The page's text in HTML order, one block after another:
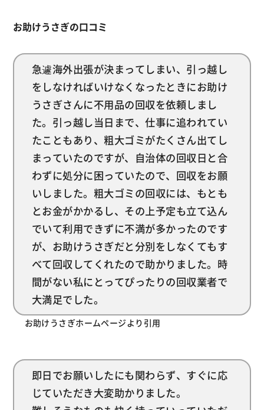
お助けうさぎの口コミ
急遽海外出張が決まってしまい、引っ越し
をしなければいけなくなったときにお助け
うさぎさんに不用品の回収を依頼しまし
た。引っ越し当日まで、仕事に追われてい
たこともあり、粗大ゴミがたくさん出てし
まっていたのですが、自治体の回収日と合
わずに処分に困っていたので、回収をお願
いしました。粗大ゴミの回収には、もとも
とお金がかかるし、その上予定も立て込ん
でいて利用できずに不満が多かったのです
が、お助けうさぎだと分別をしなくてもす
べて回収してくれたので助かりました。時
間がない私にとってぴったりの回収業者で
大満足でした。
お助けうさぎホームページより引用
即日でお願いしたにも関わらず、すぐに応
じていただき大変助かりました。